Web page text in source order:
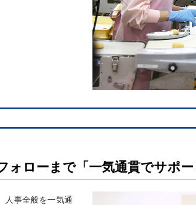
ォローまで「一気通貫でサポ
人事全般を一気通